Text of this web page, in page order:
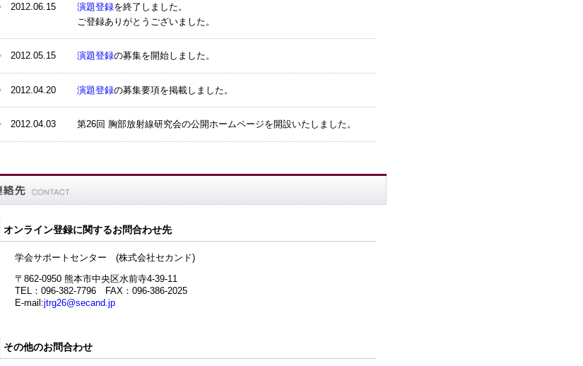
2012.06.15 演題登録を終了しました。
ご登録ありがとうございました。
2012.05.15 演題登録の募集を開始しました。
2012.04.20 演題登録の募集要項を掲載しました。
2012.04.03 第26回 胸部放射線研究会の公開ホームページを開設いたしました。
オンライン登録に関するお問合わせ先
学会サポートセンター (株式会社セカンド)
〒862-0950 熊本市中央区水前寺4-39-11
TEL：096-382-7796 FAX：096-386-2025
E-mail:jtrg26@secand.jp
その他のお問合わせ